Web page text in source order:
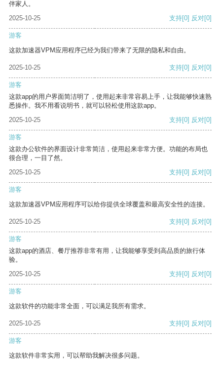
伴家人。
2025-10-25
支持[0] 反对[0]
游客
这款加速器VPM应用程序已经为我们带来了无限的隐私和自由。
2025-10-25 支持[0] 反对[0]
游客
这款app的用户界面简洁明了，使用起来非常容易上手，让我能够快速熟
悉操作。我不用看说明书，就可以轻松使用这款app。
2025-10-25
支持[0] 反对[0]
游客
这款办公软件的界面设计非常简洁，使用起来非常方便。功能的布局也
很合理，一目了然。
2025-10-25
支持[0] 反对[0]
游客
这款加速器VPM应用程序可以给你提供全球覆盖和最高安全性的连接。
2025-10-25 支持[0] 反对[0]
游客
这款app的酒店、餐厅推荐非常有用，让我能够享受到高品质的旅行体
验。
2025-10-25
支持[0] 反对[0]
游客
这款软件的功能非常全面，可以满足我所有需求。
2025-10-25 支持[0] 反对[0]
游客
这款软件非常实用，可以帮助我解决很多问题。